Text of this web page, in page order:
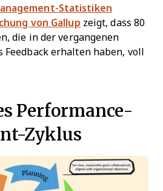
Statistiken
von Gallup zeigt, dass 80
die in der vergangenen
erhalten haben, voll
Performance-
Zyklus